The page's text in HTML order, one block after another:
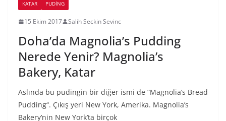
KATAR PUDING
15 Ekim 2017 Salih Seckin Sevinc
Doha’da Magnolia’s Pudding
Nerede Yenir? Magnolia’s
Bakery, Katar
Aslında bu pudingin bir diğer ismi de “Magnolia’s Bread
Pudding“. Çıkış yeri New York, Amerika. Magnolia’s
Bakery’nin New York’ta birçok